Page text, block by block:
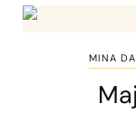
MINA